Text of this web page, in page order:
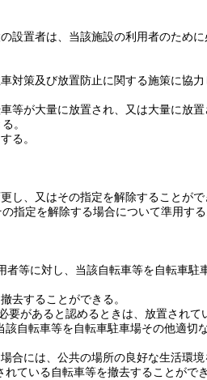
設置者は、当該施設の利用者のため
策及び放置防止に関する施策に協力
等が大量に放置され、又は大量に放
。
る。
し、又はその指定を解除することがで
指定を解除する場合について準用する
等に対し、当該自転車等を自転車駐
去することができる。
要があると認めるときは、放置されて
自転車等を自転車駐車場その他適切
合には、公共の場所の良好な生活環
ている自転車等を撤去することができ